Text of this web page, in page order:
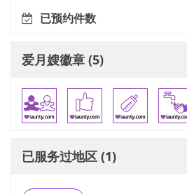
已预约件数
爱月嫂徽章 (5)
已服务过地区 (1)